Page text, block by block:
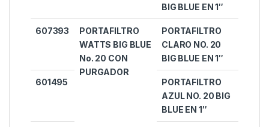
BIG BLUE EN 1″
607393
PORTAFILTRO
WATTS BIG BLUE
No. 20 CON
PURGADOR
PORTAFILTRO
CLARO NO. 20
BIG BLUE EN 1″
601495
PORTAFILTRO
AZUL NO. 20 BIG
BLUE EN 1″